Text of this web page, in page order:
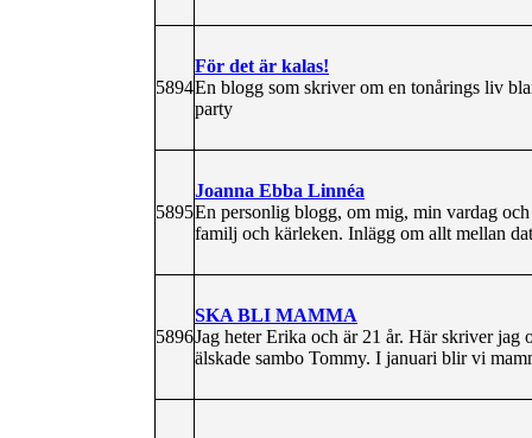
5894
För det är kalas!
En blogg som skriver om en tonårings liv
party
5895
Joanna Ebba Linnéa
En personlig blogg, om mig, min vardag
familj och kärleken. Inlägg om allt mellan
5896
SKA BLI MAMMA
Jag heter Erika och är 21 år. Här skriver
älskade sambo Tommy. I januari blir vi